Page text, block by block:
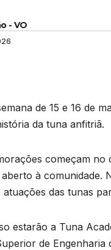
- VO
de 15 e 16 de
da tuna anfitriã.
começam no
à comunidade.
atuações das tunas
estarão a Tuna
de Engenharia